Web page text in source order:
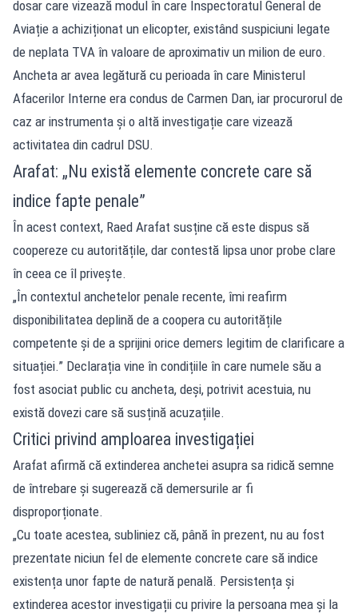
dosar care vizează modul în care Inspectoratul General de
Aviație a achiziționat un elicopter, existând suspiciuni legate
de neplata TVA în valoare de aproximativ un milion de euro.
Ancheta ar avea legătură cu perioada în care Ministerul
Afacerilor Interne era condus de Carmen Dan, iar procurorul de
caz ar instrumenta și o altă investigație care vizează
activitatea din cadrul DSU.
Arafat: „Nu există elemente concrete care să
indice fapte penale”
În acest context, Raed Arafat susține că este dispus să
coopereze cu autoritățile, dar contestă lipsa unor probe clare
în ceea ce îl privește.
„În contextul anchetelor penale recente, îmi reafirm
disponibilitatea deplină de a coopera cu autoritățile
competente și de a sprijini orice demers legitim de clarificare a
situației.” Declarația vine în condițiile în care numele său a
fost asociat public cu ancheta, deși, potrivit acestuia, nu
există dovezi care să susțină acuzațiile.
Critici privind amploarea investigației
Arafat afirmă că extinderea anchetei asupra sa ridică semne
de întrebare și sugerează că demersurile ar fi
disproporționate.
„Cu toate acestea, subliniez că, până în prezent, nu au fost
prezentate niciun fel de elemente concrete care să indice
existența unor fapte de natură penală. Persistența și
extinderea acestor investigații cu privire la persoana mea și la